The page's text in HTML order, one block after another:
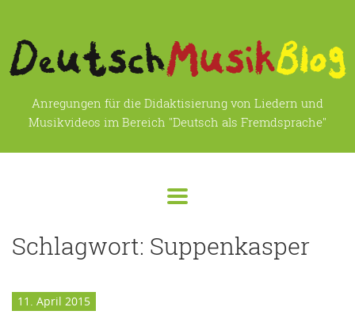
Anregungen für die Didaktisierung von Liedern und
Musikvideos im Bereich "Deutsch als Fremdsprache"
Schlagwort: Suppenkasper
11. April 2015